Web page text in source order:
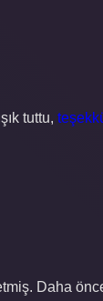
tuttu,
Daha